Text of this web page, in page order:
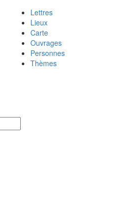
Lettres
Lieux
Carte
Ouvrages
Personnes
Thèmes